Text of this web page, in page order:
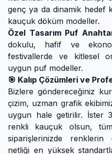
genç ya da dinamik hedef
kauçuk döküm modeller.
Özel Tasarım Puf
dokulu, hafif ve
festivallerde ve kitlesel
uygun puf modeller.
🎯 Kalıp Çözümleri ve
Bizlere göndereceğiniz
çizim, uzman grafik
uygun hale getirilir. İster
renkli kauçuk olsun,
siparişlerinizde
netliği en yüksek